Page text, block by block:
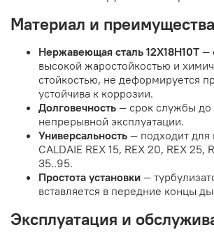
Материал и преимущества
Нержавеющая сталь 12Х18Н10Т —
высокой жаростойкостью и
стойкостью, не деформируется
устойчива к коррозии.
Долговечность — срок службы до
непрерывной эксплуатации.
Универсальность — подходит для
CALDAIE REX 15, REX 20, REX 25,
35..95.
Простота установки —
вставляется в передние концы
Эксплуатация и